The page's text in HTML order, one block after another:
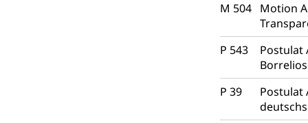
M 504 Motion
P 543
Postulat
P 39
Postulat
Waffen
Waffen,
Zivildienst
Militärdienst
Bundesamt
Zivilschutz